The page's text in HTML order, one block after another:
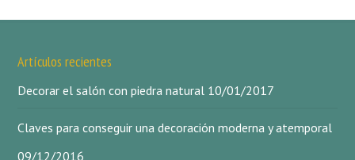
Artículos recientes
Decorar el salón con piedra natural 10/01/2017
Claves para conseguir una decoración moderna y atemporal
09/12/2016